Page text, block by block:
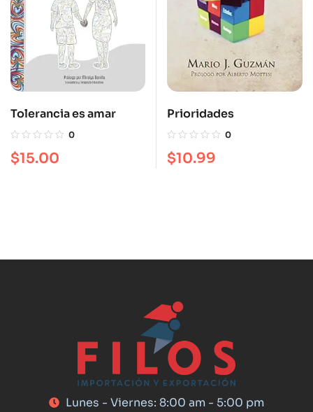
Tolerancia es amar
0
$15.00
Prioridades
0
$10.99
Lunes - Viernes: 8:00 am - 5:00 pm